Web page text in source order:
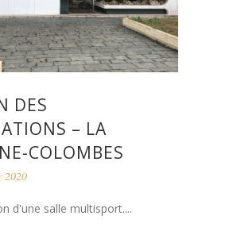
DES
– LA
COLOMBES
2020
d'une salle multisport....